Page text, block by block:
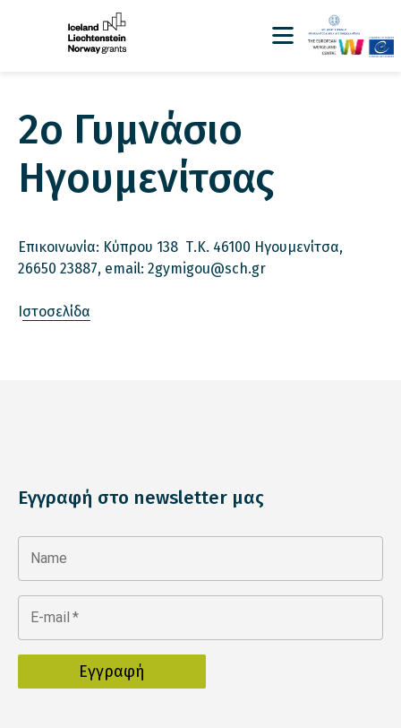
2ο Γυμνάσιο
Ηγουμενίτσας
Επικοινωνία: Κύπρου 138 Τ.Κ. 46100 Ηγουμενίτσα,
26650 23887, email: 2gymigou@sch.gr
Ιστοσελίδα
Εγγραφή στο newsletter μας
Name
E-mail *